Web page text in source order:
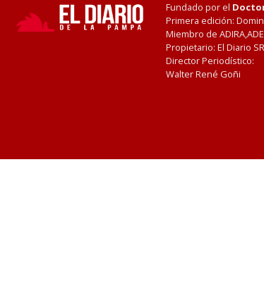
Fundado por el
Primera edición:
Miembro de
Propietario: El Diario
Director Periodístico:
Walter René Goñi